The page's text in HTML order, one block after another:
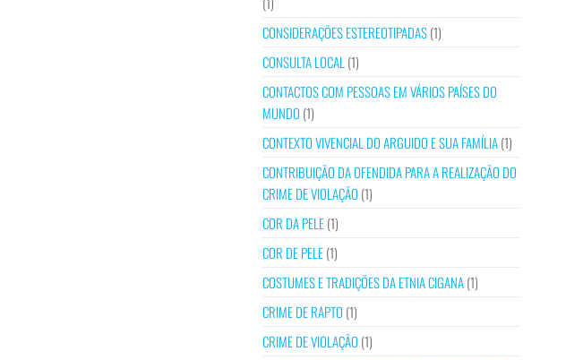
CONSIDERAÇÕES ESTEREOTIPADAS(1)
CONSULTA LOCAL (1)
CONTACTOS COM PESSOAS EM VÁRIOS PAÍSES DO
MUNDO (1)
CONTEXTO VIVENCIAL DO ARGUIDO E SUA FAMÍLIA(1)
CONTRIBUIÇÃO DA OFENDIDA PARA A REALIZAÇÃO DO
CRIME DE VIOLAÇÃO (1)
COR DA PELE(1)
COR DE PELE(1)
COSTUMES E TRADIÇÕES DA ETNIA CIGANA(1)
CRIME DE RAPTO (1)
CRIME DE VIOLAÇÃO (1)